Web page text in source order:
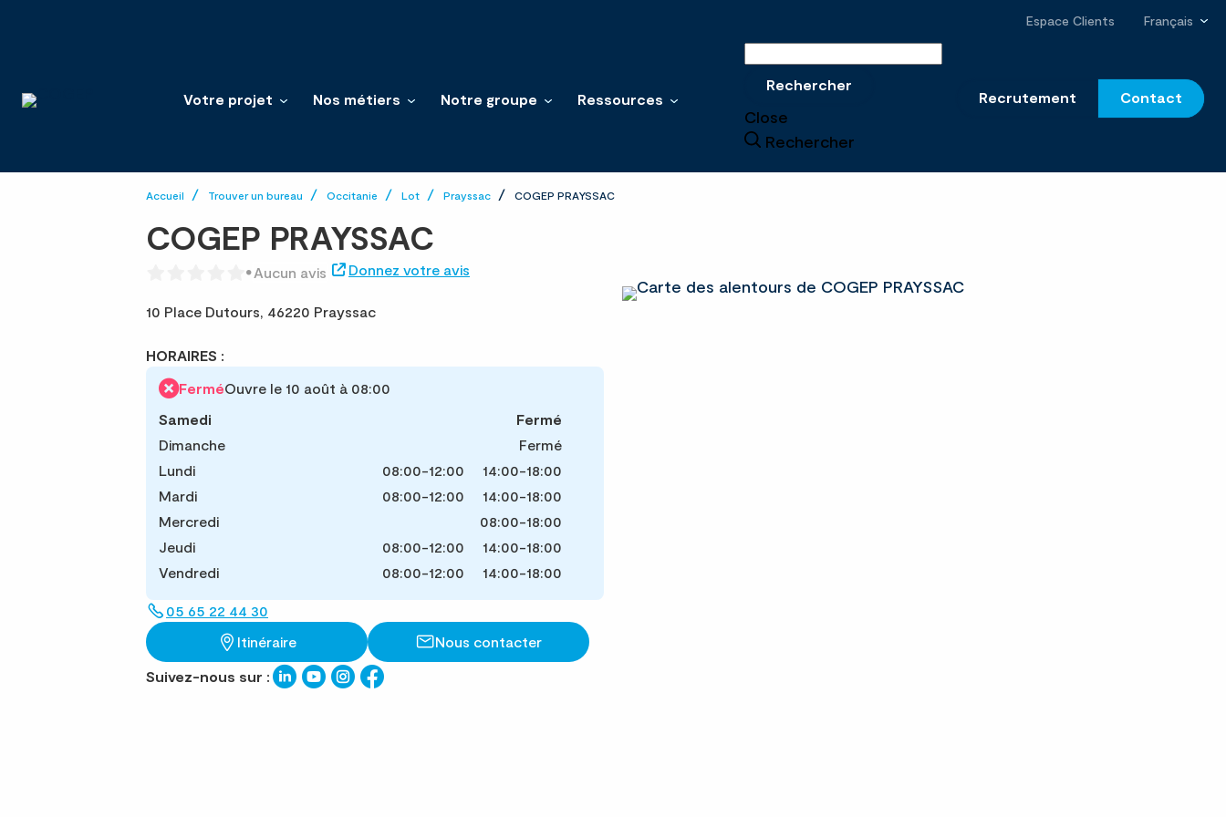
Espace Clients Français
Votre projet Nos métiers Notre groupe Ressources
Rechercher
Close
Rechercher
Recrutement Contact
Accueil Trouver un bureau Occitanie Lot Prayssac COGEP PRAYSSAC
COGEP PRAYSSAC
Aucun avis Donnez votre avis
10 Place Dutours, 46220 Prayssac
HORAIRES :
FerméOuvre le 10 août à 08:00
Samedi
Fermé
Dimanche
Fermé
Lundi
08:00-12:00
14:00-18:00
Mardi
08:00-12:00
14:00-18:00
Mercredi
08:00-18:00
Jeudi
08:00-12:00
14:00-18:00
Vendredi
08:00-12:00 14:00-18:00
05 65 22 44 30
Itinéraire
Nous contacter
Suivez-nous sur :